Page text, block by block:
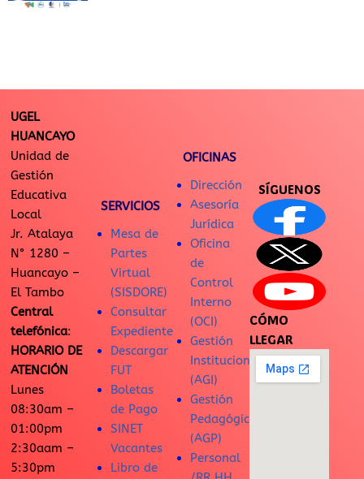
UGEL
HUANCAYO
Unidad de
Gestión
Educativa
Local
Jr. Atalaya
N° 1280 –
Huancayo –
El Tambo
Central
telefónica:
HORARIO DE
ATENCIÓN
Lunes
08:30am –
01:00pm
2:30aam –
5:30pm
SERVICIOS
Mesa de
Partes
Virtual
(SISDORE)
Consultar
Expediente
Descargar
FUT
Boletas
de Pago
SINET
Vacantes
Libro de
OFICINAS
Dirección
Asesoría
Jurídica
Oficina
de
Control
Interno
(OCI)
Gestión
Institucional
(AGI)
Gestión
Pedagógica
(AGP)
Personal
SÍGUENOS
CÓMO
LLEGAR